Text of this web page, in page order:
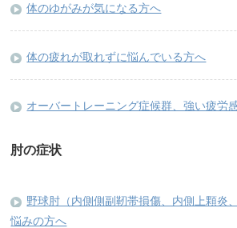
体のゆがみが気になる方へ
体の疲れが取れずに悩んでいる方へ
オーバートレーニング症候群、強い疲労
肘の症状
野球肘（内側側副靭帯損傷、内側上顆炎
悩みの方へ